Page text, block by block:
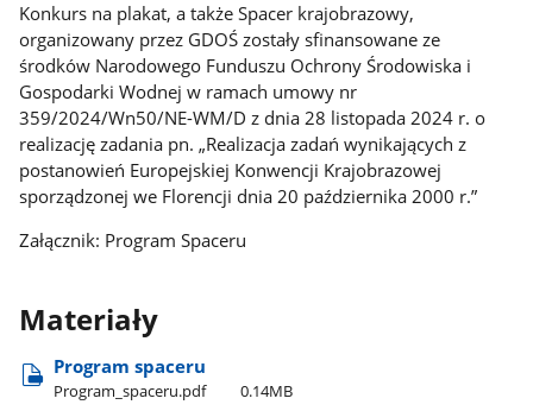
Konkurs na plakat, a także Spacer krajobrazowy,
organizowany przez GDOŚ zostały sfinansowane ze
środków Narodowego Funduszu Ochrony Środowiska i
Gospodarki Wodnej w ramach umowy nr
359/2024/Wn50/NE-WM/D z dnia 28 listopada 2024 r. o
realizację zadania pn. „Realizacja zadań wynikających z
postanowień Europejskiej Konwencji Krajobrazowej
sporządzonej we Florencji dnia 20 października 2000 r.”
Załącznik: Program Spaceru
Materiały
Program spaceru
Program​_spaceru.pdf 0.14MB